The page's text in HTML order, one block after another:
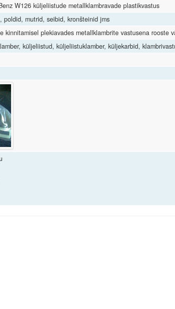
W126 küljeliistude metallklambravade plastikvastus
poldid, mutrid, seibid, kronšteinid jms
kinnitamisel plekiavades metallklambrite vastusena rooste
küljeliistud, küljeliistuklamber, küljekarbid,